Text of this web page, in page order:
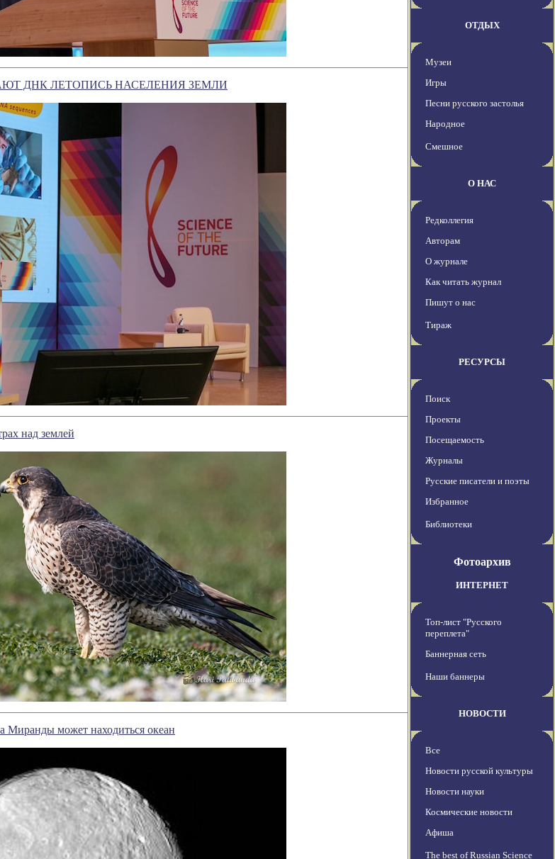
ДНК ЛЕТОПИСЬ НАСЕЛЕНИЯ ЗЕМЛИ
над землей
Миранды может находиться океан
ОТДЫХ
Музеи
Игры
Песни русского застолья
Народное
Смешное
О НАС
Редколлегия
Авторам
О журнале
Как читать журнал
Пишут о нас
Тираж
РЕСУРСЫ
Поиск
Проекты
Посещаемость
Журналы
Русские писатели и поэты
Избранное
Библиотеки
Фотоархив
ИНТЕРНЕТ
Топ-лист "Русского
переплета"
Баннерная сеть
Наши баннеры
НОВОСТИ
Все
Новости русской культуры
Новости науки
Космические новости
Афиша
The best of Russian Science